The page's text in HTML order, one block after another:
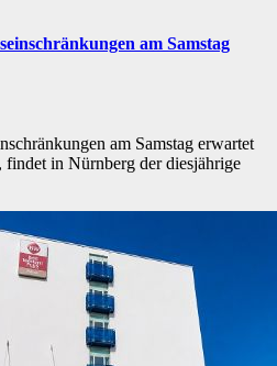
am Samstag
am Samstag erwartet
in Nürnberg der diesjährige